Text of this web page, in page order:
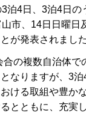
泊4日、3泊4日の
市、14日日曜日
が発表されました
合の複数自治体で
なりますが、3
ける取組や豊か
とともに、充実